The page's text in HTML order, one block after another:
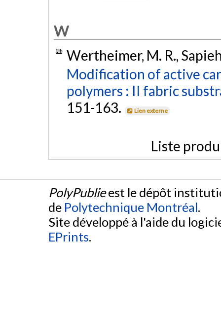
W
Wertheimer, M. R.,
Modification of active
polymers : II fabric
151-163.
Lien externe
Liste
PolyPublieest le dépôt
de Polytechnique Montréal.
Site développé à l'aide du
EPrints.